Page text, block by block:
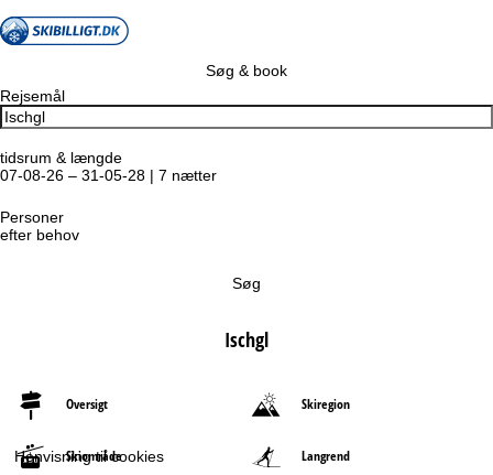
Henvisning til cookies
Søg & book
Rejsemål
tidsrum & længde
07-08-26 – 31-05-28 | 7 nætter
Personer
efter behov
Søg
Ischgl
Oversigt Skiregion
Skiområde Langrend